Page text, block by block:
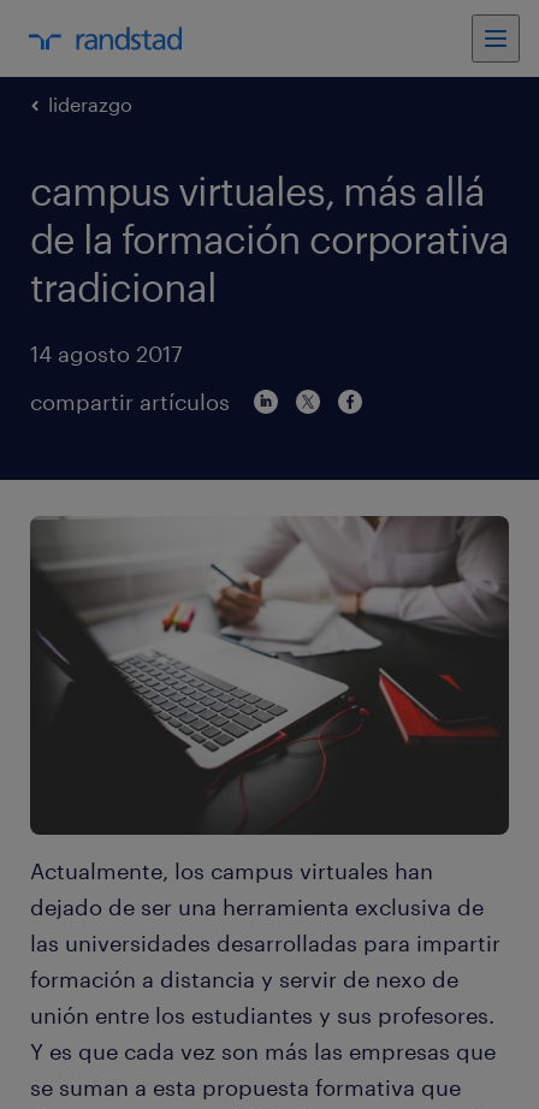
liderazgo
campus virtuales, más allá
de la formación corporativa
tradicional
14 agosto 2017
compartir artículos
Actualmente, los campus virtuales han
dejado de ser una herramienta exclusiva de
las universidades desarrolladas para impartir
formación a distancia y servir de nexo de
unión entre los estudiantes y sus profesores.
Y es que cada vez son más las empresas que
se suman a esta propuesta formativa que